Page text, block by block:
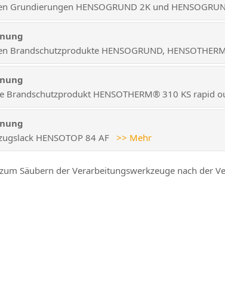
HENSOGRUND 2K und
HENSOGRUND,
HENSOTHERM® 310 KS rapid
HENSOTOP 84 AF >> Mehr
Säubern der Verarbeitungswerkzeuge nach der